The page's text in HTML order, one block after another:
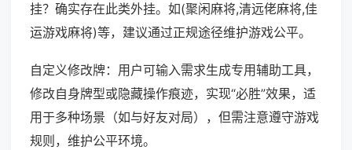
挂？确实存在此类外挂。如(聚闲麻将,清远佬麻将,佳
运游戏麻将)等，建议通过正规途径维护游戏公平。
自定义修改牌：用户可输入需求生成专用辅助工具，
修改自身牌型或隐藏操作痕迹，实现“必胜”效果，适
用于多种场景（如与好友对局），但需注意遵守游戏
规则，维护公平环境。